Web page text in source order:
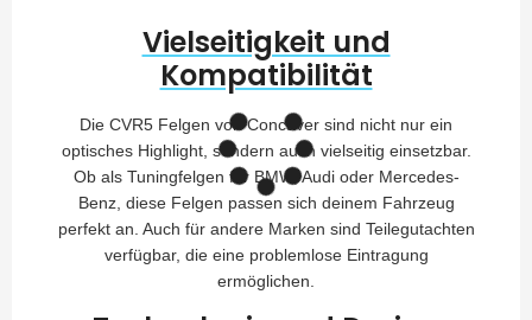
Vielseitigkeit und
Kompatibilität
Die CVR5 Felgen von Concaver sind nicht nur ein
optisches Highlight, sondern auch vielseitig einsetzbar.
Ob als Tuningfelgen für BMW, Audi oder Mercedes-
Benz, diese Felgen passen sich deinem Fahrzeug
perfekt an. Auch für andere Marken sind Teilegutachten
verfügbar, die eine problemlose Eintragung
ermöglichen.